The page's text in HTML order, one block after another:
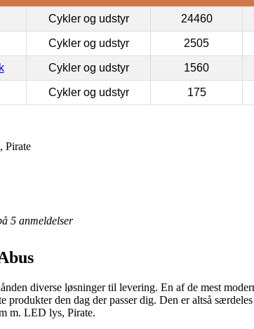
Cykler og udstyr 24460
Cykler og udstyr 2505
Cykler og udstyr 1560
Cykler og udstyr 175
Pirate
5 anmeldelser
diverse løsninger til levering. En af de mest
produkter den dag der passer dig. Den er altså
m. LED lys, Pirate.